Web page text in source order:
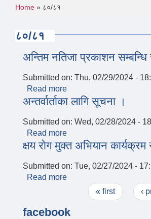
You are here
Home » ८०/८१
८०/८१
अन्तिम नतिजा प्रकाशन
Submitted on: Thu, 02/29/2024 -
Read more
अन्तर्वार्ताका लागि सूचना ।
Submitted on: Wed, 02/28/2024 -
Read more
क्षय रोग मुक्त अभियान
Submitted on: Tue, 02/27/2024 -
Read more
« first ‹
facebook